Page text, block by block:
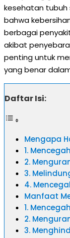
kesehatan tubuh
bahwa
berbagai
akibat
penting untuk
yang benar
Daftar Isi:
Mengapa
1.
2.
3.
4.
Manfaat
1.
2.
3.